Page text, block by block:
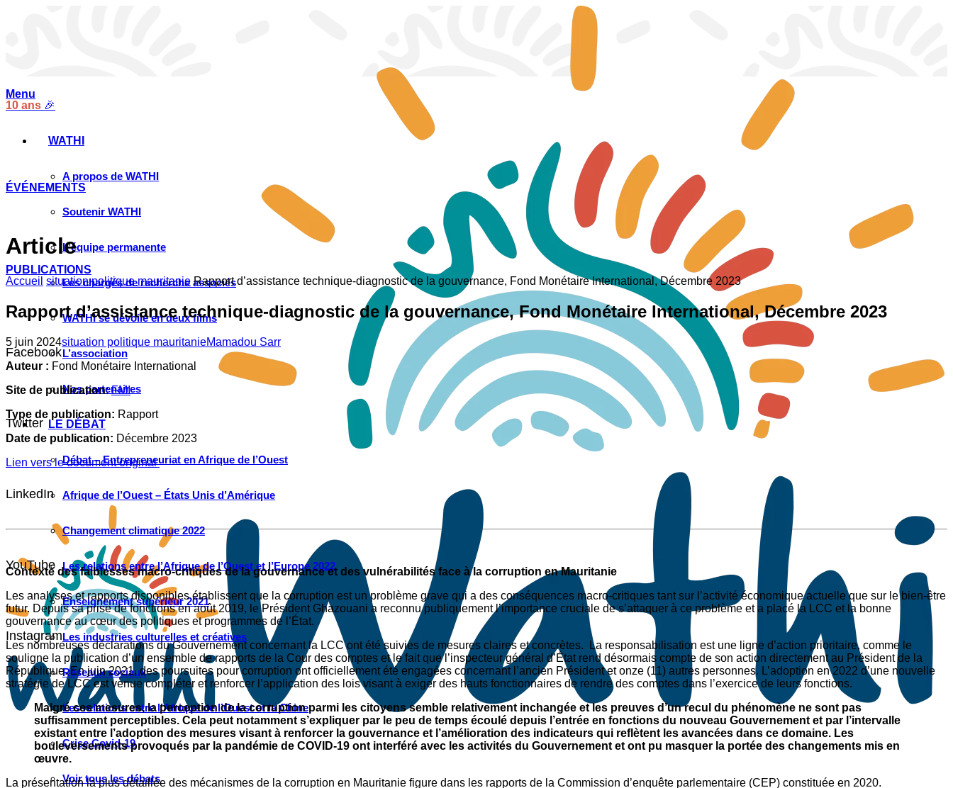
10 ans 🎉
ÉVÉNEMENTS
PUBLICATIONS
Facebook
Twitter
LinkedIn
YouTube
Instagram
Menu
WATHI
A propos de WATHI
Soutenir WATHI
L’équipe permanente
Les chargés de recherche associés
WATHI se dévoile en deux films
L’association
Nos partenaires
LE DÉBAT
Débat – Entrepreneuriat en Afrique de l’Ouest
Afrique de l’Ouest – États Unis d’Amérique
Changement climatique 2022
Les relations entre l’Afrique de l’Ouest et l’Europe 2022
Enseignement supérieur 2021
Les industries culturelles et créatives
Réseaux sociaux
Les relations entre l’Afrique de l’Ouest et la Chine
Crise Covid-19
Voir tous les débats
Article
Accueil situation politique mauritanie Rapport d’assistance technique-diagnostic de la gouvernance, Fond Monétaire International, Décembre 2023
Rapport d’assistance technique-diagnostic de la gouvernance, Fond Monétaire International, Décembre 2023
5 juin 2024situation politique mauritanieMamadou Sarr
Auteur : Fond Monétaire International
Site de publication:FMI
Type de publication: Rapport
Date de publication: Décembre 2023
Lien vers le document original
Contexte des faiblesses macro-critiques de la gouvernance et des vulnérabilités face à la corruption en Mauritanie
Les analyses et rapports disponibles établissent que la corruption est un problème grave qui a des conséquences macro-critiques tant sur l’activité économique actuelle que sur le bien-être
futur. Depuis sa prise de fonctions en août 2019, le Président Ghazouani a reconnu publiquement l’importance cruciale de s’attaquer à ce problème et a placé la LCC et la bonne
gouvernance au cœur des politiques et programmes de l’État.
Les nombreuses déclarations du Gouvernement concernant la LCC ont été suivies de mesures claires et concrètes. La responsabilisation est une ligne d’action prioritaire, comme le
souligne la publication d’un ensemble de rapports de la Cour des comptes et le fait que l’inspecteur général d’État rend désormais compte de son action directement au Président de la
République. En juin 2021, des poursuites pour corruption ont officiellement été engagées concernant l’ancien Président et onze (11) autres personnes. L’adoption en 2022 d’une nouvelle
stratégie de LCC est venue compléter et renforcer l’application des lois visant à exiger des hauts fonctionnaires de rendre des comptes dans l’exercice de leurs fonctions.
Malgré ces mesures, la perception de la corruption parmi les citoyens semble relativement inchangée et les preuves d’un recul du phénomène ne sont pas
suffisamment perceptibles. Cela peut notamment s’expliquer par le peu de temps écoulé depuis l’entrée en fonctions du nouveau Gouvernement et par l’intervalle
existant entre l’adoption des mesures visant à renforcer la gouvernance et l’amélioration des indicateurs qui reflètent les avancées dans ce domaine. Les
bouleversements provoqués par la pandémie de COVID-19 ont interféré avec les activités du Gouvernement et ont pu masquer la portée des changements mis en
œuvre.
La présentation la plus détaillée des mécanismes de la corruption en Mauritanie figure dans les rapports de la Commission d’enquête parlementaire (CEP) constituée en 2020.